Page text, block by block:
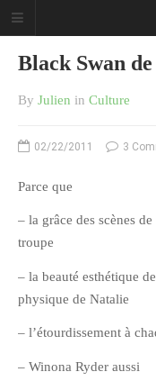
CATÉGORIES
Créa
Miaaam!
Black Swan
By Julien in Culture
02/22/2011 3
Parce que
– la grâce des scènes
troupe
– la beauté esthétique
physique de Natalie
– l’étourdissement à
– Winona Ryder aussi